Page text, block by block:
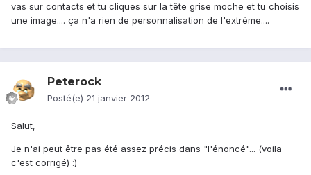
vas sur contacts et tu cliques sur la tête grise moche et tu choisis
une image.... ça n'a rien de personnalisation de l'extrême....
Peterock
Posté(e) 21 janvier 2012
Salut,
Je n'ai peut être pas été assez précis dans "l'énoncé"... (voila
c'est corrigé) :)